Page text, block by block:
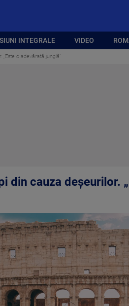
INTEGRALE VIDEO
o adevărată junglă”
din cauza deșeurilor.